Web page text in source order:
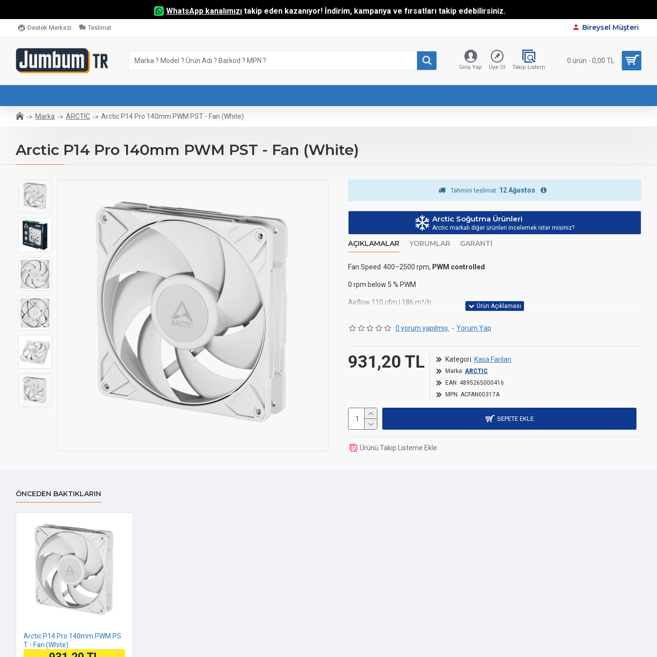
WhatsApp kanalımızı takip eden kazanıyor! İndirim, kampanya ve fırsatları takip edebilirsiniz.
Destek Merkezi Teslimat Bireysel Müşteri
Giriş Yap Üye Ol Takip Listem
0 ürün - 0,00 TL
Marka ARCTIC Arctic P14 Pro 140mm PWM PST - Fan (White)
Arctic P14 Pro 140mm PWM PST - Fan (White)
Tahmini teslimat: 12 Ağustos
Arctic Soğutma Ürünleri
Arctic markalı diğer ürünleri incelemek ister misiniz?
AÇIKLAMALAR YORUMLAR GARANTI
Fan Speed 400–2500 rpm, PWM controlled
0 rpm below 5 % PWM
Airflow 110 cfm | 186 m³/h
Typical Voltage 12 V DC
Start Up Voltage
Cable Length 400 mm + 80 mm Daisy-Chain Cable
Connector
0 yorum yapılmış. - Yorum Yap
931,20 TL Kategori: Kasa Fanları
Marka: ARCTIC
EAN: 4895265000416
MPN: ACFAN00317A
SEPETE EKLE
Ürünü Takip Listeme Ekle
ÖNCEDEN BAKTIKLARIN
Arctic P14 Pro 140mm PWM PS
T - Fan (White)